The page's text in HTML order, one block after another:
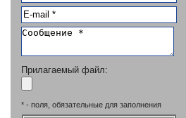
Прилагаемый файл:
* - поля, обязательные для заполнения